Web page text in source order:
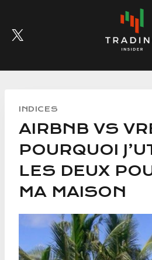
content
INDICES
AIRBNB VS
POURQUOI
LES DEUX
MA MAISON